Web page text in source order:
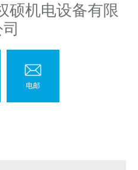
硕机电设备有限